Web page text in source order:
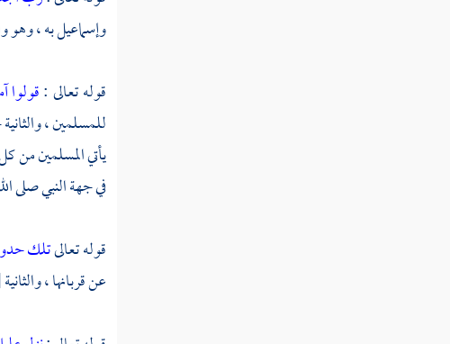
وإسماعيلبه ، وهو
قوله تعالى :قولوا
للمسلمين ،
يأتي المسلمين من
في جهة النبي صلى
قوله تعالىتلك
عن قربانها ، والثانية